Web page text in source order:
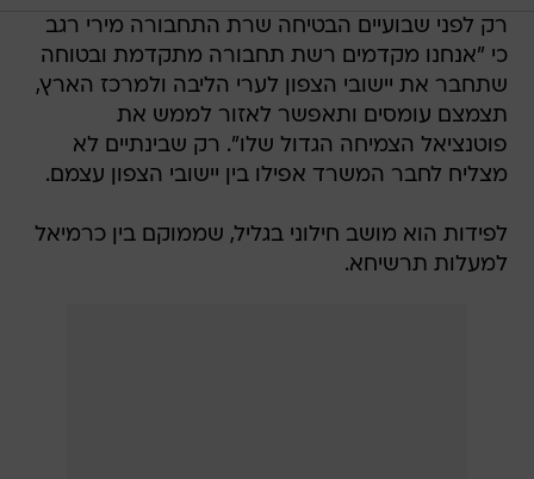
רק לפני שבועיים הבטיחה שרת התחבורה מירי רגב
כי "אנחנו מקדמים רשת תחבורה מתקדמת ובטוחה
שתחבר את יישובי הצפון לערי הליבה ולמרכז הארץ,
תצמצם עומסים ותאפשר לאזור לממש את
פוטנציאל הצמיחה הגדול שלו". רק שבינתיים לא
מצליח לחבר המשרד אפילו בין יישובי הצפון עצמם.
לפידות הוא מושב חילוני בגליל, שממוקם בין כרמיאל
למעלות תרשיחא.